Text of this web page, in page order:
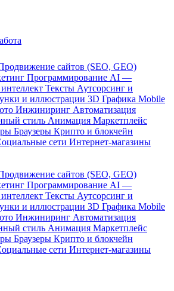
сайтов (SEO, GEO)
Программирование AI —
Тексты Аутсорсинг и
и иллюстрации 3D Графика Mobile
Инжиниринг Автоматизация
стиль Анимация Маркетплейс
Браузеры Крипто и блокчейн
сети Интернет-магазины
сайтов (SEO, GEO)
Программирование AI —
Тексты Аутсорсинг и
и иллюстрации 3D Графика Mobile
Инжиниринг Автоматизация
стиль Анимация Маркетплейс
Браузеры Крипто и блокчейн
сети Интернет-магазины